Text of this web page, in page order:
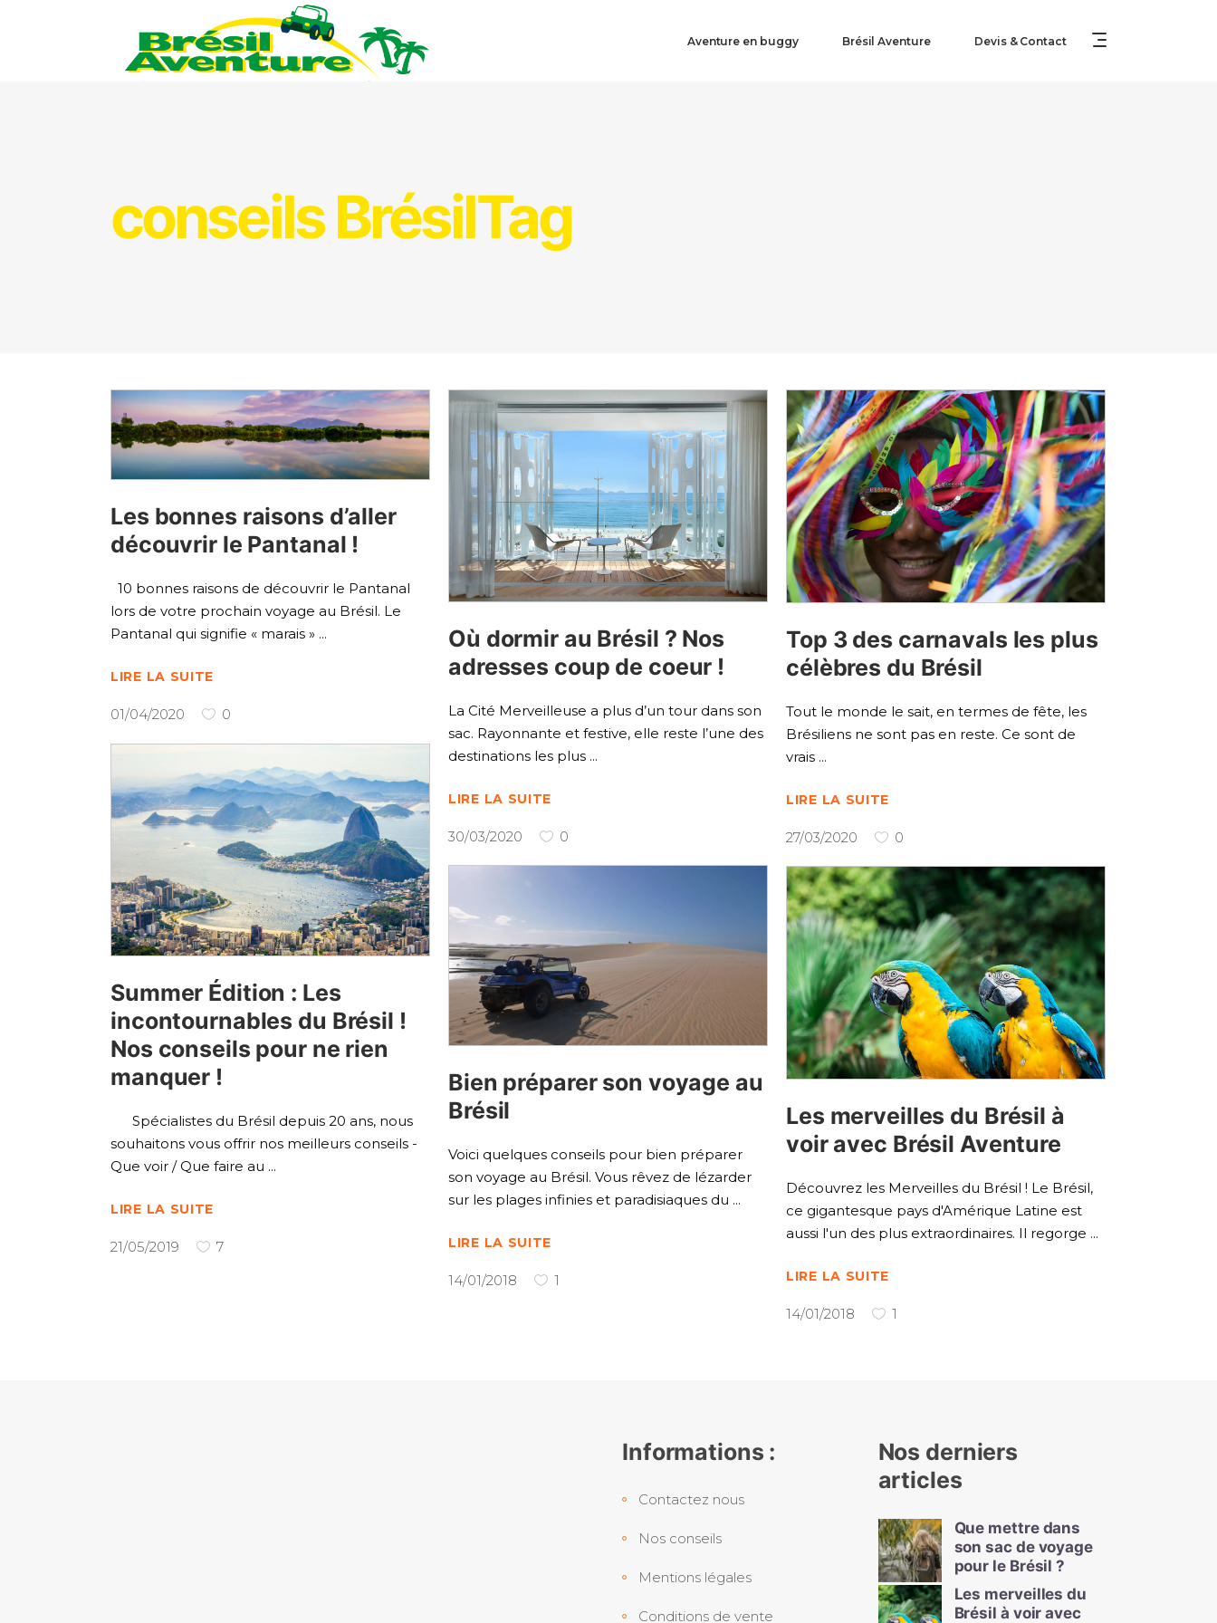
Aventure en buggy Brésil Aventure Devis & Contact
conseils BrésilTag
Les bonnes raisons d’aller
découvrir le Pantanal !
10 bonnes raisons de découvrir le Pantanal
lors de votre prochain voyage au Brésil. Le
Pantanal qui signifie « marais »
LIRE LA SUITE
01/04/2020 0
Où dormir au Brésil ? Nos
adresses coup de coeur !
La Cité Merveilleuse a plus d’un tour dans son
sac. Rayonnante et festive, elle reste l’une des
destinations les plus
LIRE LA SUITE
30/03/2020 0
Top 3 des carnavals les plus
célèbres du Brésil
Tout le monde le sait, en termes de fête, les
Brésiliens ne sont pas en reste. Ce sont de
vrais
LIRE LA SUITE
27/03/2020 0
Summer Édition : Les
incontournables du Brésil !
Nos conseils pour ne rien
manquer !
Spécialistes du Brésil depuis 20 ans, nous
souhaitons vous offrir nos meilleurs conseils -
Que voir / Que faire au
LIRE LA SUITE
21/05/2019 7
Bien préparer son voyage au
Brésil
Voici quelques conseils pour bien préparer
son voyage au Brésil. Vous rêvez de lézarder
sur les plages infinies et paradisiaques du
LIRE LA SUITE
14/01/2018 1
Les merveilles du Brésil à
voir avec Brésil Aventure
Découvrez les Merveilles du Brésil ! Le Brésil,
ce gigantesque pays d'Amérique Latine est
aussi l'un des plus extraordinaires. Il regorge
LIRE LA SUITE
14/01/2018 1
Informations :
Contactez nous
Nos conseils
Mentions légales
Conditions de vente
Nos derniers
articles
Que mettre dans
son sac de voyage
pour le Brésil ?
Les merveilles du
Brésil à voir avec